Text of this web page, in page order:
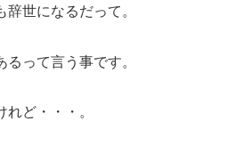
世になるだって。
って言う事です。
ど・・・。